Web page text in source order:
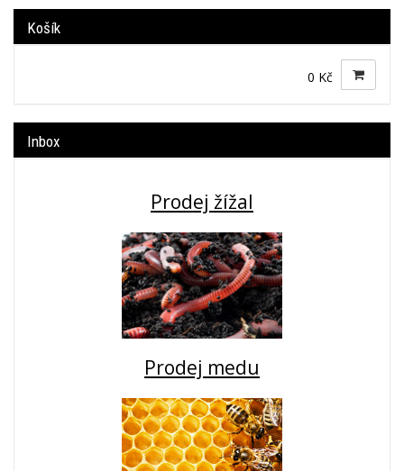
Košík
0 Kč
Inbox
Prodej žížal
Prodej medu